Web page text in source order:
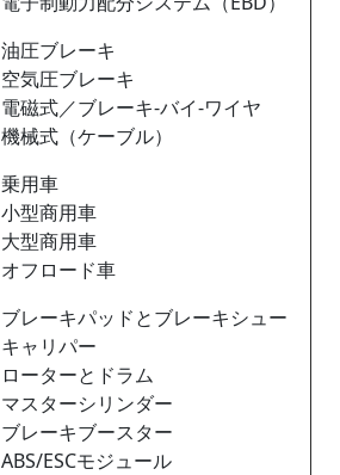
油圧ブレーキ
空気圧ブレーキ
電磁式／ブレーキ‐バイ‐ワイヤ
機械式（ケーブル）
乗用車
小型商用車
大型商用車
オフロード車
ブレーキパッドとブレーキシュー
キャリパー
ローターとドラム
マスターシリンダー
ブレーキブースター
ABS/ESCモジュール